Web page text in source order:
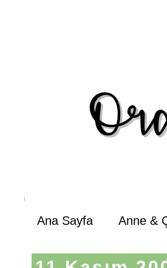
Ana Sayfa Anne &